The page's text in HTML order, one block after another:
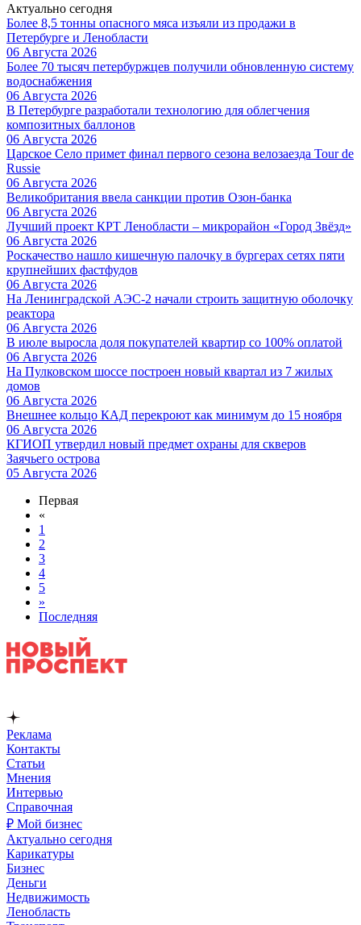
Актуально сегодня
Более 8,5 тонны опасного мяса изъяли из продажи в
Петербурге и Ленобласти
06 Августа 2026
Более 70 тысяч петербуржцев получили обновленную систему
водоснабжения
06 Августа 2026
В Петербурге разработали технологию для облегчения
композитных баллонов
06 Августа 2026
Царское Село примет финал первого сезона велозаезда Tour de
Russie
06 Августа 2026
Великобритания ввела санкции против Озон-банка
06 Августа 2026
Лучший проект КРТ Ленобласти – микрорайон «Город Звёзд»
06 Августа 2026
Роскачество нашло кишечную палочку в бургерах сетях пяти
крупнейших фастфудов
06 Августа 2026
На Ленинградской АЭС-2 начали строить защитную оболочку
реактора
06 Августа 2026
В июле выросла доля покупателей квартир со 100% оплатой
06 Августа 2026
На Пулковском шоссе построен новый квартал из 7 жилых
домов
06 Августа 2026
Внешнее кольцо КАД перекроют как минимум до 15 ноября
06 Августа 2026
КГИОП утвердил новый предмет охраны для скверов
Заячьего острова
05 Августа 2026
Первая
«
1
2
3
4
5
»
Последняя
Реклама
Контакты
Статьи
Мнения
Интервью
Справочная
₽ Мой бизнес
Актуально сегодня
Карикатуры
Бизнес
Деньги
Недвижимость
Ленобласть